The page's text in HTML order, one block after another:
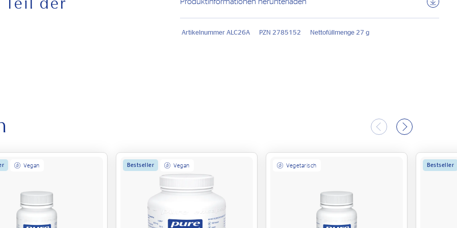
Produktinformationen herunterladen
Artikelnummer ALC26A PZN 2785152 Nettofüllmenge 27 g
zu genießen und die eigene
Ernährung dar. Eine
wichtig. Die empfohlene tägliche
von kleinen Kindern aufbewahren. Kühl
Vegan Bestseller Vegan Vegetarisch Bestseller